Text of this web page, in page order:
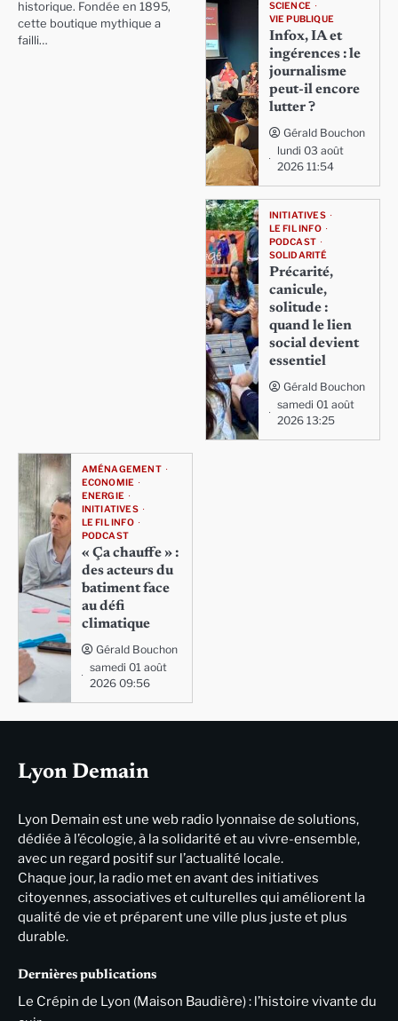
historique. Fondée en 1895,
cette boutique mythique a
failli…
SCIENCE
VIE PUBLIQUE
Infox, IA et
ingérences : le
journalisme
peut-il encore
lutter ?
Gérald Bouchon
lundi 03 août
2026 11:54
INITIATIVES
LE FIL INFO
PODCAST
SOLIDARITÉ
Précarité,
canicule,
solitude :
quand le lien
social devient
essentiel
Gérald Bouchon
samedi 01 août
2026 13:25
AMÉNAGEMENT
ECONOMIE
ENERGIE
INITIATIVES
LE FIL INFO
PODCAST
« Ça chauffe » :
des acteurs du
batiment face
au défi
climatique
Gérald Bouchon
samedi 01 août
2026 09:56
Lyon Demain
Lyon Demain est une web radio lyonnaise de solutions,
dédiée à l’écologie, à la solidarité et au vivre-ensemble,
avec un regard positif sur l’actualité locale.
Chaque jour, la radio met en avant des initiatives
citoyennes, associatives et culturelles qui améliorent la
qualité de vie et préparent une ville plus juste et plus
durable.
Dernières publications
Le Crépin de Lyon (Maison Baudière) : l’histoire vivante du